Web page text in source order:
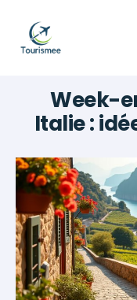
contenu
Week-
Italie :